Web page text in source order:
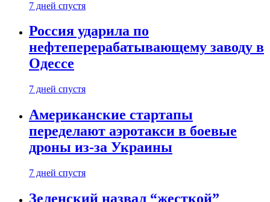
7 дней спустя
Россия ударила по
нефтеперерабатывающему заводу в
Одессе
7 дней спустя
Американские стартапы
переделают аэротакси в боевые
дроны из-за Украины
7 дней спустя
Зеленский назвал “жесткой”